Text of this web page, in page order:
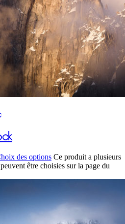
des options Ce produit a plusieurs
être choisies sur la page du